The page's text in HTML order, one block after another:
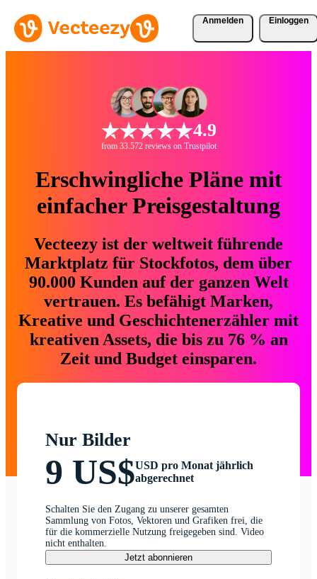
Anmelden Einloggen
4.9
from 33.572 reviews on Trustpilot
Erschwingliche Pläne mit
einfacher Preisgestaltung
Vecteezy ist der weltweit führende
Marktplatz für Stockfotos, dem über
90.000 Kunden auf der ganzen Welt
vertrauen. Es befähigt Marken,
Kreative und Geschichtenerzähler mit
kreativen Assets, die bis zu 76 % an
Zeit und Budget einsparen.
Nur Bilder
9 US$USD pro Monat jährlich
abgerechnet
Schalten Sie den Zugang zu unserer gesamten
Sammlung von Fotos, Vektoren und Grafiken frei, die
für die kommerzielle Nutzung freigegeben sind. Video
nicht enthalten.
Jetzt abonnieren